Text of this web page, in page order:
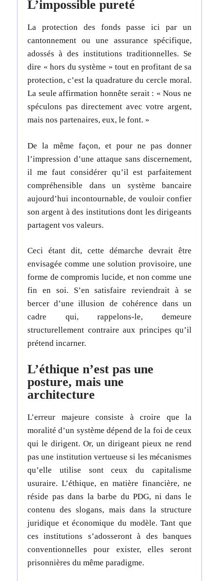
L’impossible pureté
La protection des fonds passe ici par un
cantonnement ou une assurance spécifique,
adossés à des institutions traditionnelles. Se
dire « hors du système » tout en profitant de sa
protection, c’est la quadrature du cercle moral.
La seule affirmation honnête serait : « Nous ne
spéculons pas directement avec votre argent,
mais nos partenaires, eux, le font. »
De la même façon, et pour ne pas donner
l’impression d’une attaque sans discernement,
il me faut considérer qu’il est parfaitement
compréhensible dans un système bancaire
aujourd’hui incontournable, de vouloir confier
son argent à des institutions dont les dirigeants
partagent vos valeurs.
Ceci étant dit, cette démarche devrait être
envisagée comme une solution provisoire, une
forme de compromis lucide, et non comme une
fin en soi. S’en satisfaire reviendrait à se
bercer d’une illusion de cohérence dans un
cadre qui, rappelons-le, demeure
structurellement contraire aux principes qu’il
prétend incarner.
L’éthique n’est pas une
posture, mais une
architecture
L’erreur majeure consiste à croire que la
moralité d’un système dépend de la foi de ceux
qui le dirigent. Or, un dirigeant pieux ne rend
pas une institution vertueuse si les mécanismes
qu’elle utilise sont ceux du capitalisme
usuraire. L’éthique, en matière financière, ne
réside pas dans la barbe du PDG, ni dans le
contenu des slogans, mais dans la structure
juridique et économique du modèle. Tant que
ces institutions s’adosseront à des banques
conventionnelles pour exister, elles seront
prisonnières du même paradigme.